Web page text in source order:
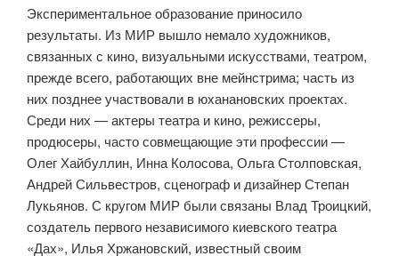
Экспериментальное образование приносило
результаты. Из МИР вышло немало художников,
связанных с кино, визуальными искусствами, театром,
прежде всего, работающих вне мейнстрима; часть из
них позднее участвовали в юханановских проектах.
Среди них — актеры театра и кино, режиссеры,
продюсеры, часто совмещающие эти профессии —
Олег Хайбуллин, Инна Колосова, Ольга Столповская,
Андрей Сильвестров, сценограф и дизайнер Степан
Лукьянов. С кругом МИР были связаны Влад Троицкий,
создатель первого независимого киевского театра
«Дах», Илья Хржановский, известный своим